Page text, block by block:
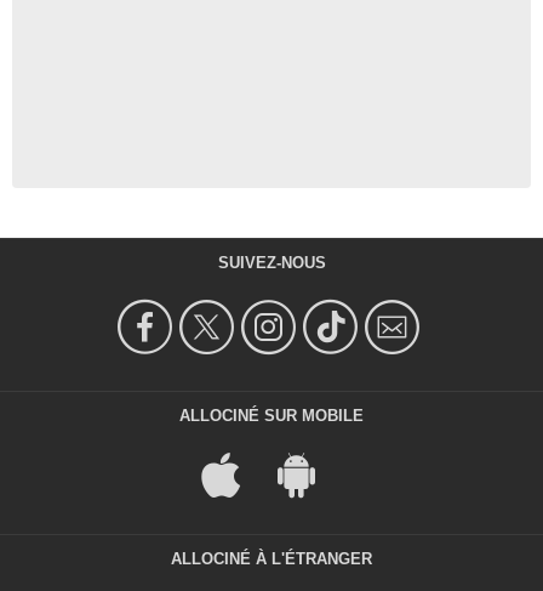
SUIVEZ-NOUS
ALLOCINÉ SUR MOBILE
ALLOCINÉ À L'ÉTRANGER